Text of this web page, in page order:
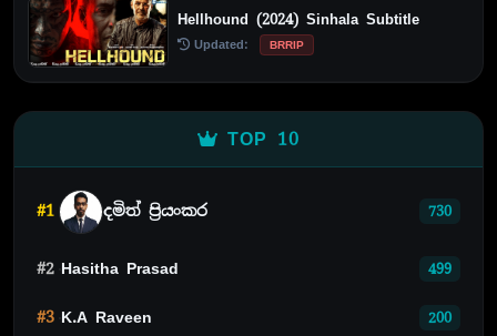
Hellhound (2024) Sinhala Subtitle
Updated: BRRIP
TOP 10
#1 දමිත් ප්‍රියංකර 730
#2 Hasitha Prasad 499
#3 K.A Raveen 200